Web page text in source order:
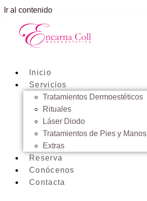
Ir al contenido
Inicio
Servicios
Tratamientos Dermoestéticos
Rituales
Láser Diodo
Tratamientos de Pies y Manos
Extras
Reserva
Conócenos
Contacta